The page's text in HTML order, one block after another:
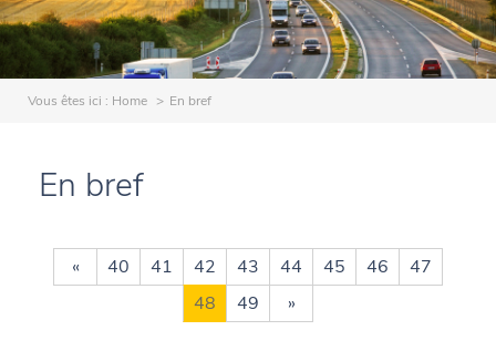
Vous êtes ici : Home En bref
En bref
« 40 41 42 43 44 45 46
47
48
49 »